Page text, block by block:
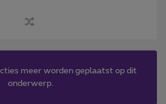
meer worden geplaatst op dit
onderwerp.